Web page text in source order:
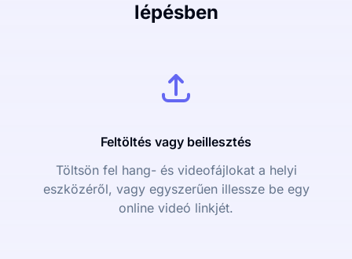
lépésben
Feltöltés vagy beillesztés
Töltsön fel hang- és videofájlokat a helyi
eszközéről, vagy egyszerűen illessze be egy
online videó linkjét.